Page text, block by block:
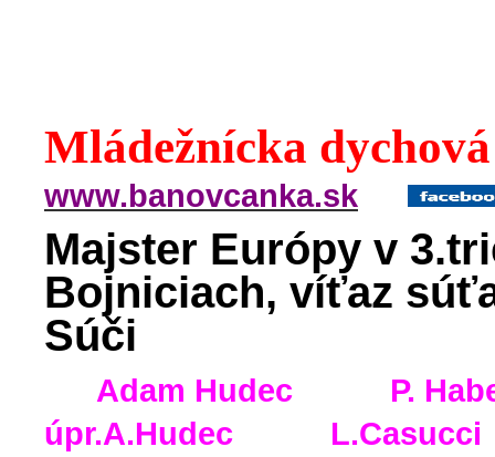
Mládežnícka
www.banovcanka.sk
Majster Európy v
Bojniciach, víťaz
Súči
Adam Hudec P.
úpr.A.Hudec